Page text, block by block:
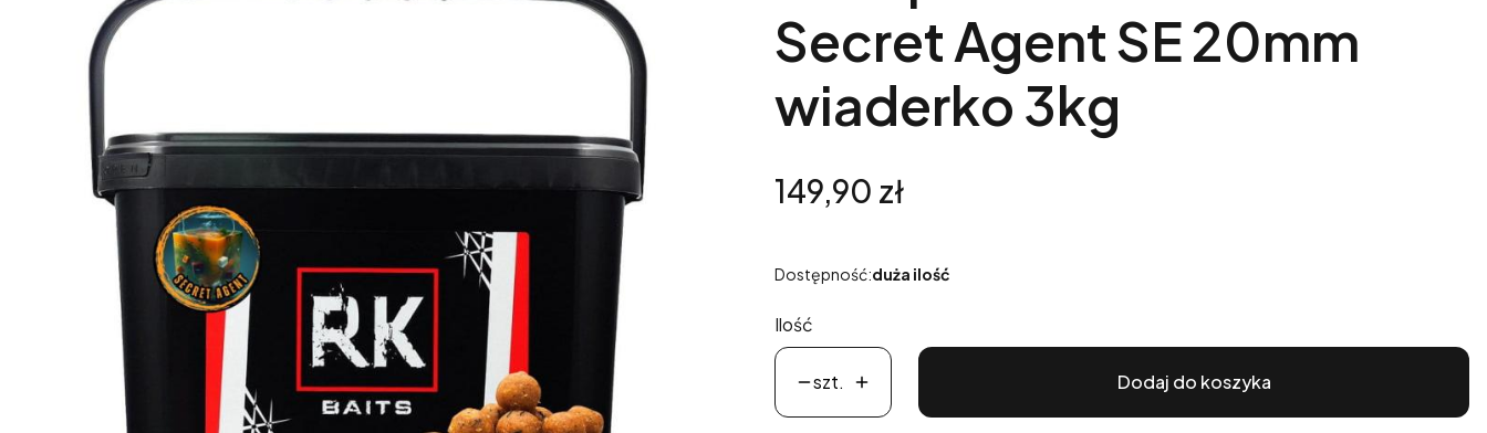
Secret Agent SE 20mm
wiaderko 3kg
Cena
149,90 zł
Dostępność:duża ilość
Ilość
szt. Dodaj do koszyka